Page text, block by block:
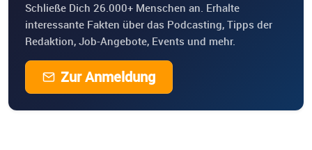
Schließe Dich 26.000+ Menschen an. Erhalte
interessante Fakten über das Podcasting, Tipps der
Redaktion, Job-Angebote, Events und mehr.
Zur Anmeldung